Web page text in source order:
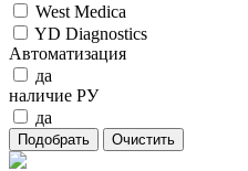
West Medica
YD Diagnostics
Автоматизация
да
наличие РУ
да